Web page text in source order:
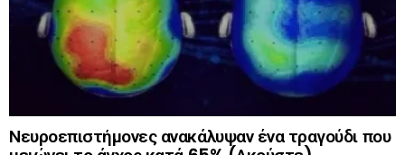
Νευροεπιστήμονες ανακάλυψαν ένα τραγούδι που